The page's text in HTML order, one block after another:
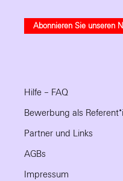
Abonnieren Sie unseren
Hilfe – FAQ
Bewerbung als
Partner und Links
AGBs
Impressum